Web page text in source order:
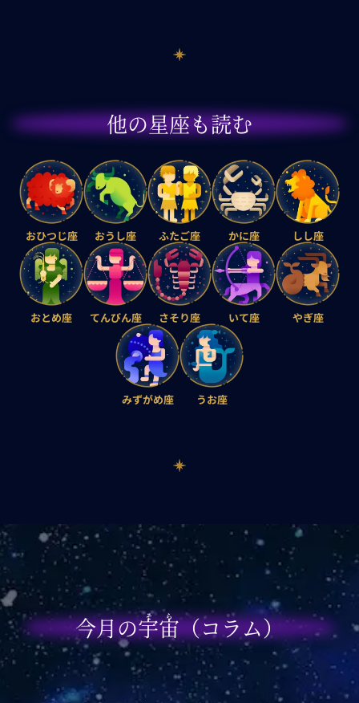
他の星座も読む
おひつじ座 おうし座 ふたご座 かに座 しし座
おとめ座 てんびん座 さそり座 いて座 やぎ座
みずがめ座 うお座
そら
今月の宇宙（コラム）